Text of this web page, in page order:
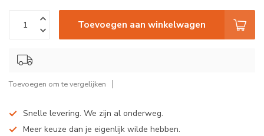
Toevoegen aan winkelwagen
Toevoegen om te vergelijken
Snelle levering. We zijn al onderweg.
Meer keuze dan je eigenlijk wilde hebben.